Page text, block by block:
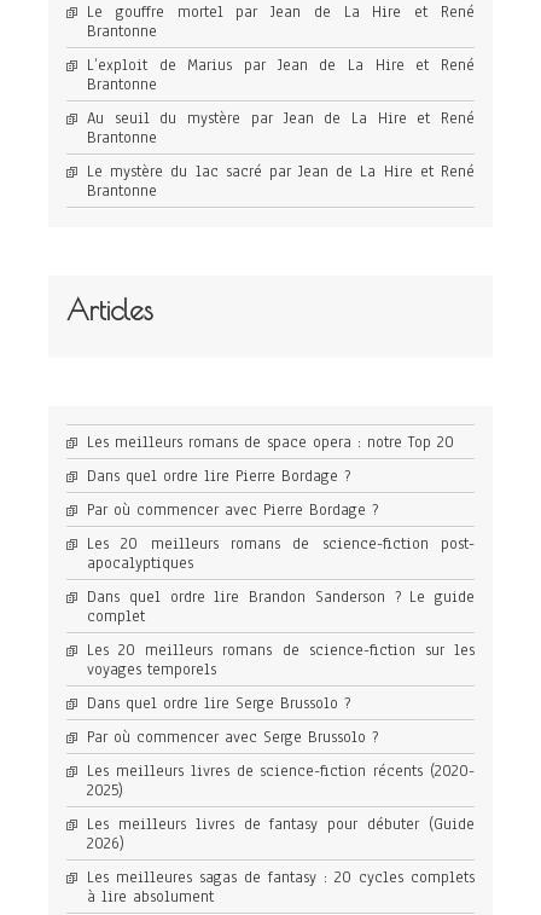
Le gouffre mortel par Jean de La Hire et René
Brantonne
L’exploit de Marius par Jean de La Hire et René
Brantonne
Au seuil du mystère par Jean de La Hire et René
Brantonne
Le mystère du lac sacré par Jean de La Hire et René
Brantonne
Articles
Les meilleurs romans de space opera : notre Top 20
Dans quel ordre lire Pierre Bordage ?
Par où commencer avec Pierre Bordage ?
Les 20 meilleurs romans de science-fiction post-
apocalyptiques
Dans quel ordre lire Brandon Sanderson ? Le guide
complet
Les 20 meilleurs romans de science-fiction sur les
voyages temporels
Dans quel ordre lire Serge Brussolo ?
Par où commencer avec Serge Brussolo ?
Les meilleurs livres de science-fiction récents (2020-
2025)
Les meilleurs livres de fantasy pour débuter (Guide
2026)
Les meilleures sagas de fantasy : 20 cycles complets
à lire absolument